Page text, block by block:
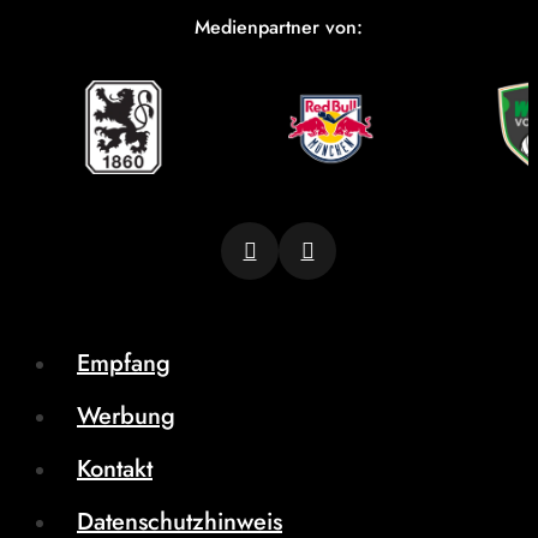
Medienpartner von:
Empfang
Werbung
Kontakt
Datenschutzhinweis